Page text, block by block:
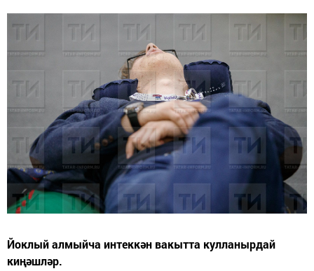
Йоклый алмыйча интеккән вакытта кулланырдай
киңәшләр.